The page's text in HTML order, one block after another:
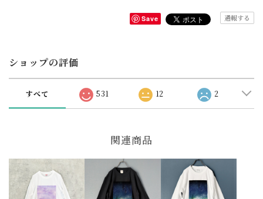
Save 通報する
ショップの評価
すべて 531 12 2
関連商品